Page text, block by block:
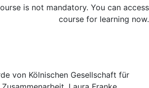
is not mandatory. You can access
course for learning now.
von Kölnischen Gesellschaft für